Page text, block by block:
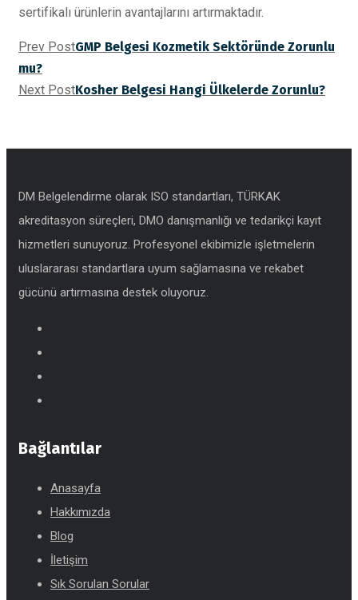
sertifikalı ürünlerin avantajlarını artırmaktadır.
Prev PostGMP Belgesi Kozmetik Sektöründe Zorunlu
mu?
Next PostKosher Belgesi Hangi Ülkelerde Zorunlu?
DM Belgelendirme olarak ISO standartları, TÜRKAK
akreditasyon süreçleri, DMO danışmanlığı ve tedarikçi kayıt
hizmetleri sunuyoruz. Profesyonel ekibimizle işletmelerin
uluslararası standartlara uyum sağlamasına ve rekabet
gücünü artırmasına destek oluyoruz.
Bağlantılar
Anasayfa
Hakkımızda
Blog
İletişim
Sık Sorulan Sorular